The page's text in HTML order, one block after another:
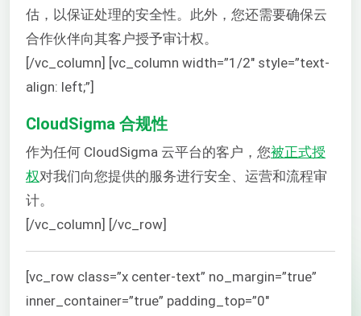
估，以保证处理的安全性。此外，您还需要确保云
合作伙伴向其客户授予审计权。
[/vc_column] [vc_column width=”1/2″ style=”text-
align: left;”]
CloudSigma 合规性
作为任何 CloudSigma 云平台的客户，您被正式授
权对我们向您提供的服务进行安全、运营和流程审
计。
[/vc_column] [/vc_row]
[vc_row class=”x center-text” no_margin=”true”
inner_container=”true” padding_top=”0″